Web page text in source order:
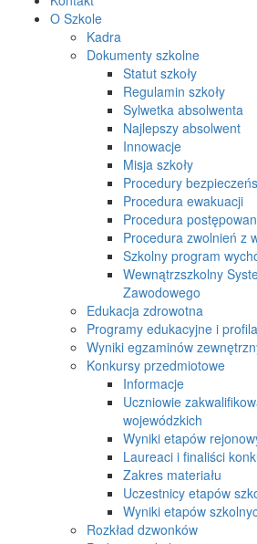
O Szkole
Kadra
Dokumenty szkolne
Statut szkoły
Regulamin szkoły
Sylwetka absolwenta
Najlepszy absolwent
Innowacje
Misja szkoły
Procedury
Procedura ewakuacji
Procedura
Procedura zwolnień z
Szkolny program
Wewnątrzszkolny
Zawodowego
Edukacja zdrowotna
Programy edukacyjne i
Wyniki egzaminów
Konkursy przedmiotowe
Informacje
Uczniowie
wojewódzkich
Wyniki etapów
Laureaci i finaliści
Zakres materiału
Uczestnicy etapów
Wyniki etapów
Rozkład dzwonków